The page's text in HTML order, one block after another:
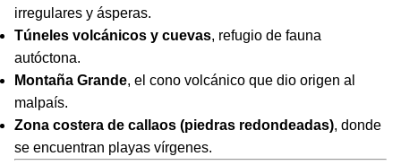
irregulares y ásperas.
Túneles volcánicos y cuevas, refugio de fauna
autóctona.
Montaña Grande, el cono volcánico que dio origen al
malpaís.
Zona costera de callaos (piedras redondeadas), donde
se encuentran playas vírgenes.